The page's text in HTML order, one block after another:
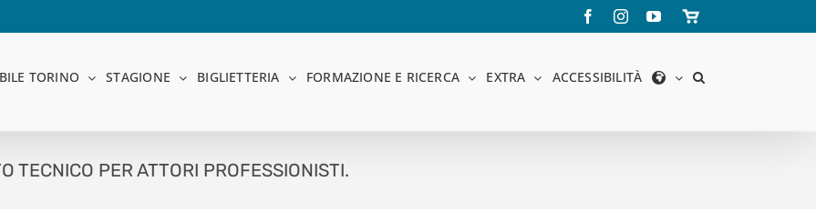
FacebookInstagramYouTube
Store
online
TORINO STAGIONE BIGLIETTERIA FORMAZIONE E RICERCA EXTRA ACCESSIBILITÀ
TECNICO PER ATTORI PROFESSIONISTI.